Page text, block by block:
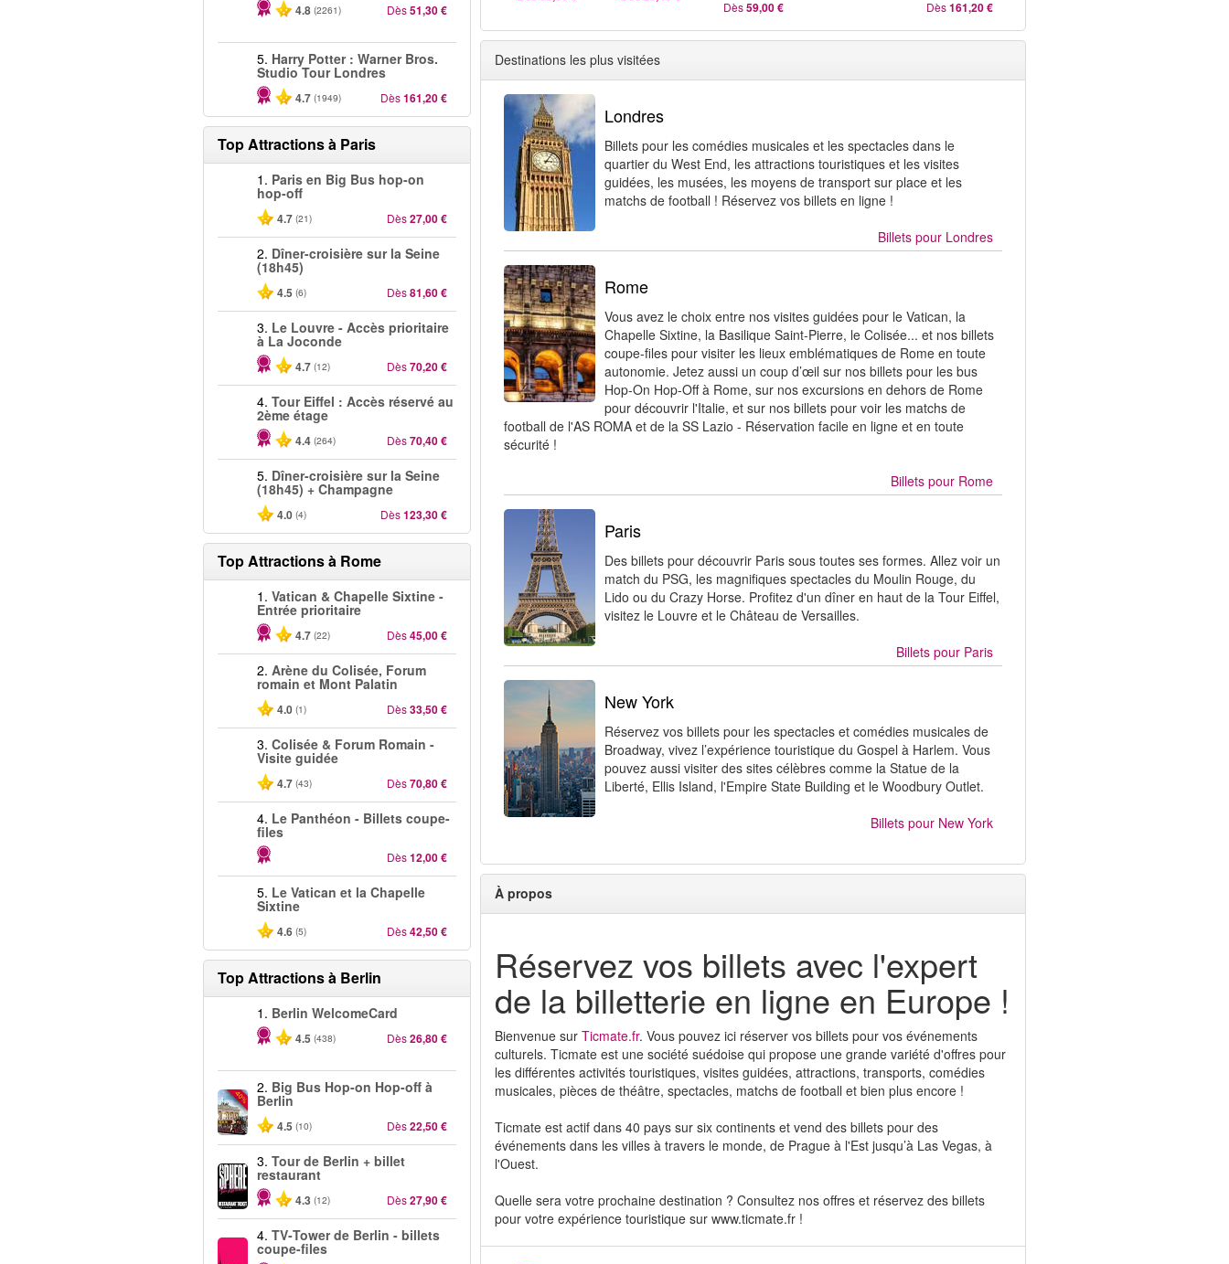
4.8 (2261) Dès51,30 €
5. Harry Potter : Warner Bros.
Studio Tour Londres
4.7 (1949) Dès161,20 €
Top Attractions à Paris
1. Paris en Big Bus hop-on
hop-off
4.7 (21) Dès27,00 €
2. Dîner-croisière sur la Seine
(18h45)
4.5 (6) Dès81,60 €
3. Le Louvre - Accès prioritaire
à La Joconde
4.7 (12) Dès70,20 €
4. Tour Eiffel : Accès réservé au
2ème étage
4.4 (264) Dès70,40 €
5. Dîner-croisière sur la Seine
(18h45) + Champagne
4.0 (4) Dès123,30 €
Top Attractions à Rome
1. Vatican & Chapelle Sixtine -
Entrée prioritaire
4.7 (22) Dès45,00 €
2. Arène du Colisée, Forum
romain et Mont Palatin
4.0 (1) Dès33,50 €
3. Colisée & Forum Romain -
Visite guidée
4.7 (43) Dès70,80 €
4. Le Panthéon - Billets coupe-
files
Dès12,00 €
5. Le Vatican et la Chapelle
Sixtine
4.6 (5) Dès42,50 €
Top Attractions à Berlin
1. Berlin WelcomeCard
4.5 (438) Dès26,80 €
-40%
2. Big Bus Hop-on Hop-off à
Berlin
4.5 (10) Dès22,50 €
3. Tour de Berlin + billet
restaurant
4.3 (12) Dès27,90 €
4. TV‑Tower de Berlin - billets
coupe-files
Dès59,00 €
Dès161,20 €
Destinations les plus visitées
Londres
Billets pour les comédies musicales et les spectacles dans le
quartier du West End, les attractions touristiques et les visites
guidées, les musées, les moyens de transport sur place et les
matchs de football ! Réservez vos billets en ligne !
Billets pourLondres
Rome
Vous avez le choix entre nos visites guidées pour le Vatican, la
Chapelle Sixtine, la Basilique Saint-Pierre, le Colisée... et nos billets
coupe-files pour visiter les lieux emblématiques de Rome en toute
autonomie. Jetez aussi un coup d’œil sur nos billets pour les bus
Hop-On Hop-Off à Rome, sur nos excursions en dehors de Rome
pour découvrir l'Italie, et sur nos billets pour voir les matchs de
football de l'AS ROMA et de la SS Lazio - Réservation facile en ligne et en toute
sécurité !
Billets pourRome
Paris
Des billets pour découvrir Paris sous toutes ses formes. Allez voir un
match du PSG, les magnifiques spectacles du Moulin Rouge, du
Lido ou du Crazy Horse. Profitez d'un dîner en haut de la Tour Eiffel,
visitez le Louvre et le Château de Versailles.
Billets pourParis
New York
Réservez vos billets pour les spectacles et comédies musicales de
Broadway, vivez l’expérience touristique du Gospel à Harlem. Vous
pouvez aussi visiter des sites célèbres comme la Statue de la
Liberté, Ellis Island, l'Empire State Building et le Woodbury Outlet.
Billets pourNew York
À propos
Réservez vos billets avec l'expert
de la billetterie en ligne en Europe !
Bienvenue surTicmate.fr. Vous pouvez ici réserver vos billets pour vos événements
culturels. Ticmate est une société suédoise qui propose une grande variété d'offres pour
les différentes activités touristiques, visites guidées, attractions, transports, comédies
musicales, pièces de théâtre, spectacles, matchs de football et bien plus encore !
Ticmate est actif dans 40 pays sur six continents et vend des billets pour des
événements dans les villes à travers le monde, de Prague à l'Est jusqu’à Las Vegas, à
l'Ouest.
Quelle sera votre prochaine destination ? Consultez nos offres et réservez des billets
pour votre expérience touristique sur www.ticmate.fr !